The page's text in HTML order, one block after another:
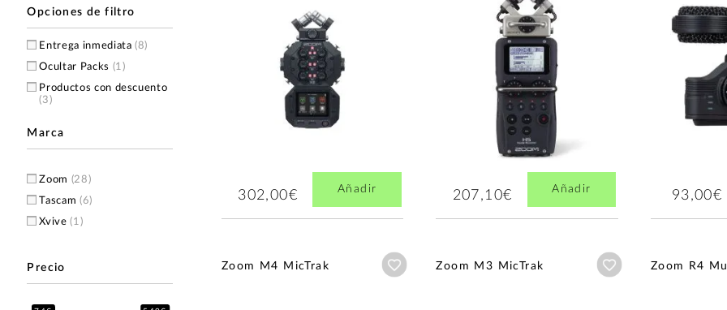
Opciones de filtro
Entrega inmediata(8)
Ocultar Packs (1)
Productos con descuento
(3)
Marca
Zoom (28)
Tascam (6)
Xvive(1)
Precio
302,00€ Añadir 207,10€ Añadir 93,00€
Zoom M4 MicTrak Añadir a wishlist
Zoom M3 MicTrak Añadir a wishlist
Zoom R4